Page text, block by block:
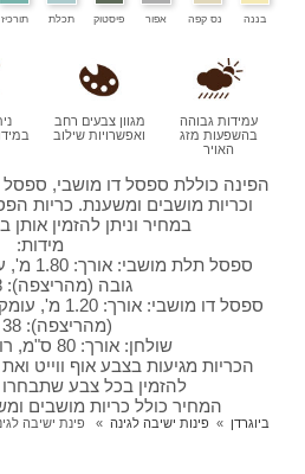
נס קפה אפור פיסטוק תכלת תורכיז
עמידות גבוהה
בהשפעות מזג
מגוון צבעים רחב
ואפשרויות שילוב
ניתן
במידות
הפינה כוללת ספסל דו מושבי, ספסל
וכריות מושבים ומשענת. כריות הפסים
במחיר וניתן להזמין אותן
מידות:
גובה (מהריצפה): 38 ס"מ
(מהריצפה): 38 ס"מ
שולחן: אורך: 80 ס"מ, רוחב : 55 ס"מ
הכריות מגיעות בצבע אוף ווייט ואת
להזמין בכל צבע שתבחרו
המחיר כולל כריות מושבים
ביוגרדן פינות ישיבה לגינה פינת ישיבה לגינה